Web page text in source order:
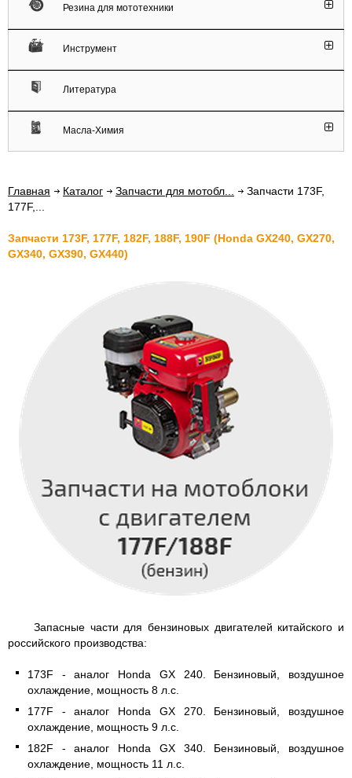
Резина для мототехники
Инструмент
Литература
Масла-Химия
Главная Каталог Запчасти для мотобл...
Запчасти 173F,
177F,...
Запчасти 173F, 177F, 182F, 188F, 190F (Honda GX240, GX270,
GX340, GX390, GX440)
Запасные части для бензиновых двигателей китайского и
российского производства:
173F - аналог Honda GX 240. Бензиновый, воздушное
охлаждение, мощность 8 л.с.
177F - аналог Honda GX 270. Бензиновый, воздушное
охлаждение, мощность 9 л.с.
182F - аналог Honda GX 340. Бензиновый, воздушное
охлаждение, мощность 11 л.с.